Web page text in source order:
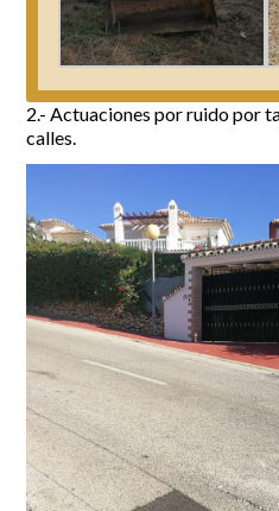
2.- Actuaciones por ruido por
calles.